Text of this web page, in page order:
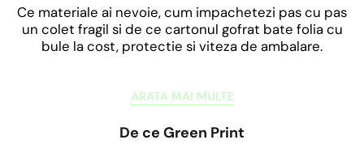
Ce materiale ai nevoie, cum impachetezi pas cu pas
un colet fragil si de ce cartonul gofrat bate folia cu
bule la cost, protectie si viteza de ambalare.
ARATA MAI MULTE
De ce Green Print